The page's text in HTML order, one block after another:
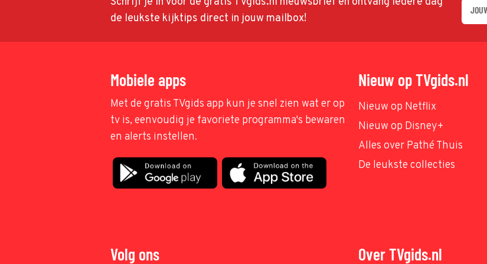
de leukste kijktips direct in jouw mailbox!
Mobiele apps
Met de gratis TVgids app kun je snel zien wat er op
tv is, eenvoudig je favoriete programma's bewaren
en alerts instellen.
Nieuw op TVgids.nl
Nieuw op Netflix
Nieuw op Disney+
Alles over Pathé Thuis
De leukste collecties
Volg ons Over TVgids.nl